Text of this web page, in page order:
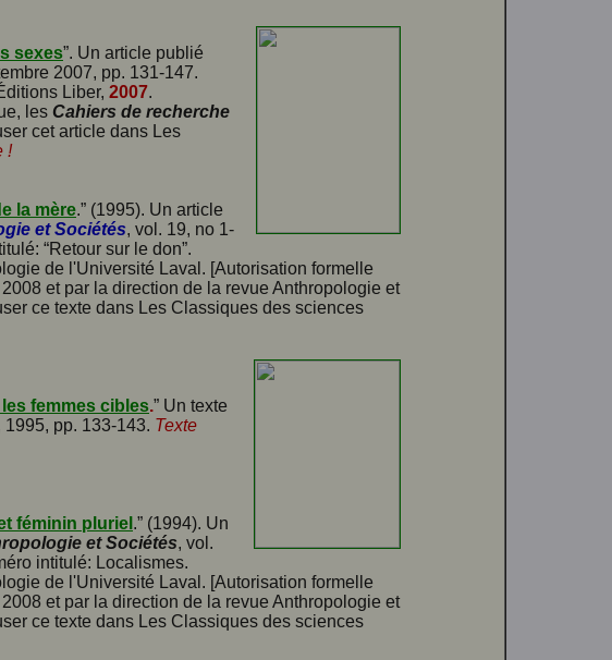
sexes”. Un article publié
2007, pp. 131-147.
Liber, 2007.
les Cahiers de recherche
cet article dans Les
!
la mère.” (1995). Un article
et Sociétés, vol. 19, no 1-
“Retour sur le don”.
de l'Université Laval. [Autorisation formelle
et par la direction de la revue Anthropologie et
ce texte dans Les Classiques des sciences
femmes cibles.” Un texte
1995, pp. 133-143. Texte
féminin pluriel .” (1994). Un
et Sociétés, vol.
intitulé: Localismes.
de l'Université Laval. [Autorisation formelle
et par la direction de la revue Anthropologie et
ce texte dans Les Classiques des sciences